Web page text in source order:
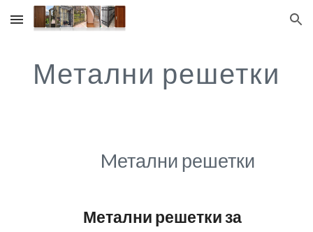
Skip to main content Skip to navigation
Метални решетки
Mетални решетки
Метални решетки за